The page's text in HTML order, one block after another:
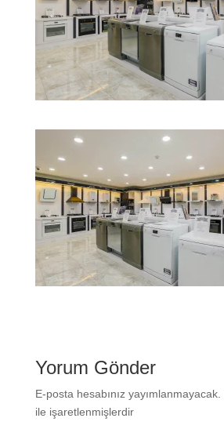
Yorum Gönder
E-posta hesabınız yayımlanmayacak.
ile işaretlenmişlerdir